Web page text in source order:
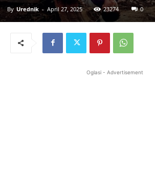
By Urednik - April 27, 2025 23274 0
Oglasi - Advertisement